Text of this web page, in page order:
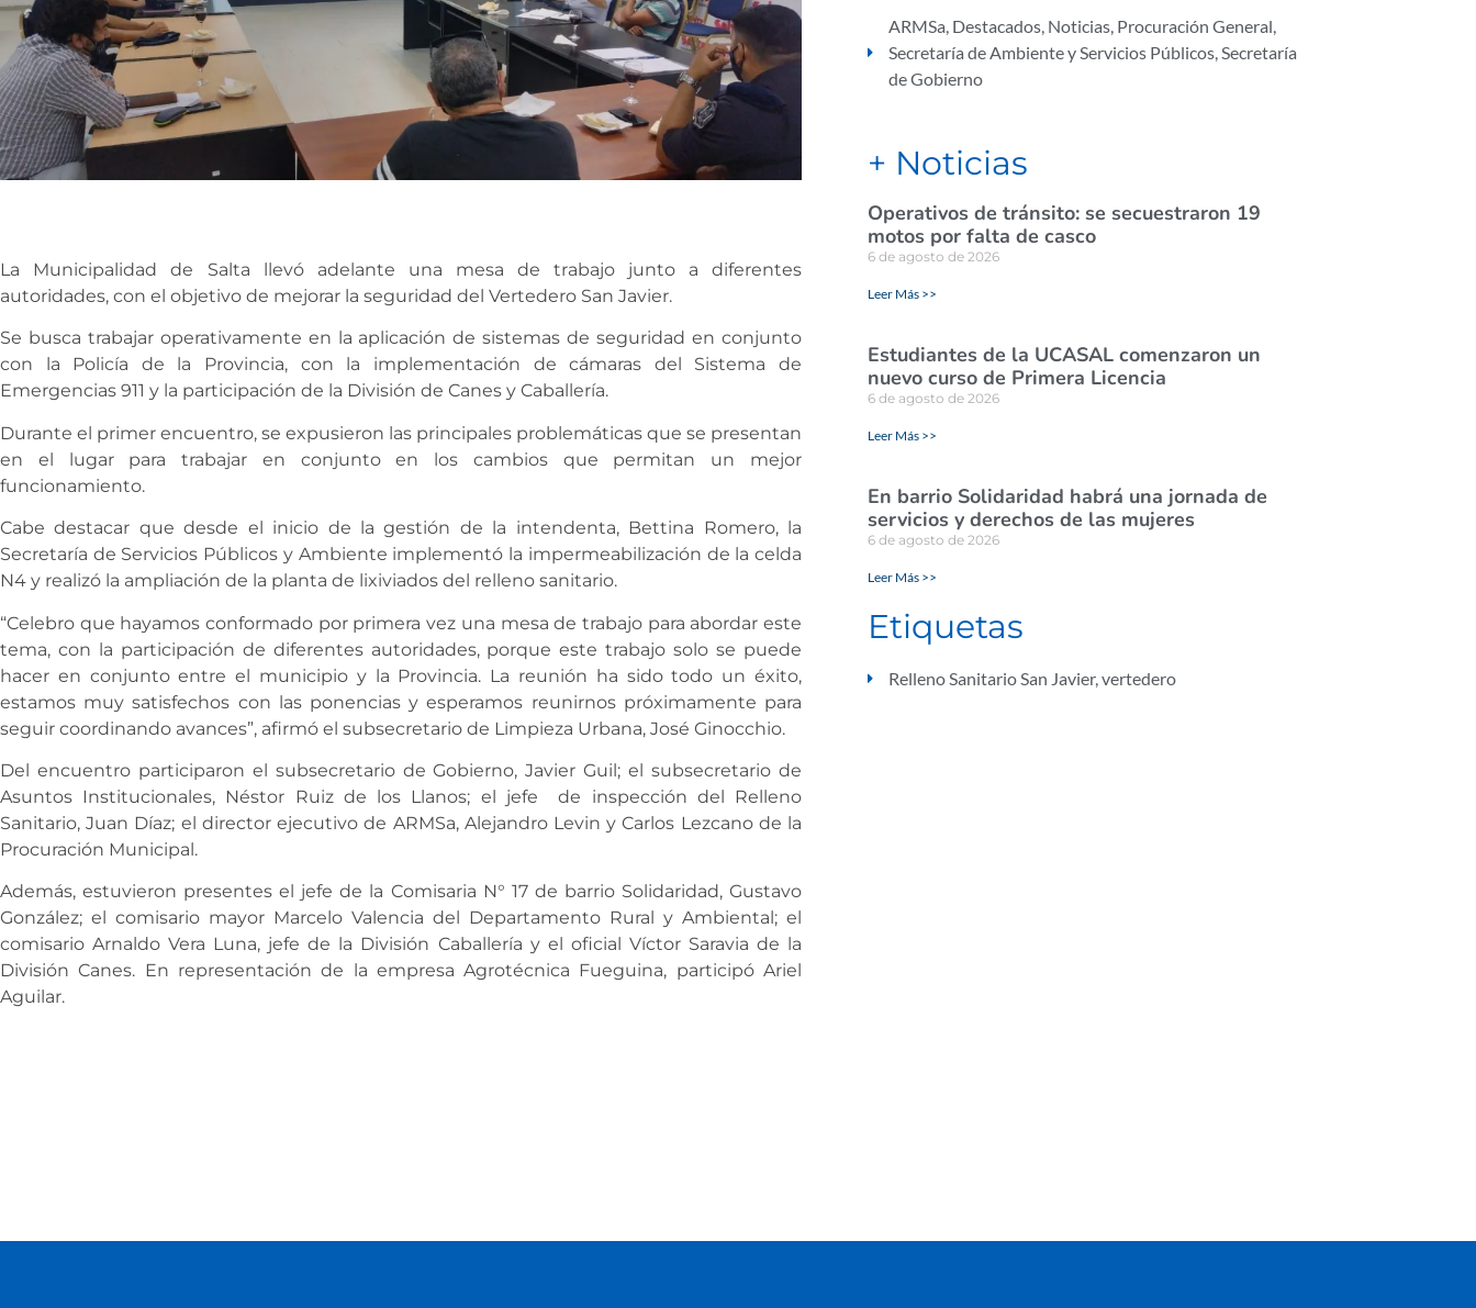
La Municipalidad de Salta llevó adelante una mesa de trabajo junto a diferentes
autoridades, con el objetivo de mejorar la seguridad del Vertedero San Javier.
Se busca trabajar operativamente en la aplicación de sistemas de seguridad en conjunto
con la Policía de la Provincia, con la implementación de cámaras del Sistema de
Emergencias 911 y la participación de la División de Canes y Caballería.
Durante el primer encuentro, se expusieron las principales problemáticas que se presentan
en el lugar para trabajar en conjunto en los cambios que permitan un mejor
funcionamiento.
Cabe destacar que desde el inicio de la gestión de la intendenta, Bettina Romero, la
Secretaría de Servicios Públicos y Ambiente implementó la impermeabilización de la celda
N4 y realizó la ampliación de la planta de lixiviados del relleno sanitario.
“Celebro que hayamos conformado por primera vez una mesa de trabajo para abordar este
tema, con la participación de diferentes autoridades, porque este trabajo solo se puede
hacer en conjunto entre el municipio y la Provincia. La reunión ha sido todo un éxito,
estamos muy satisfechos con las ponencias y esperamos reunirnos próximamente para
seguir coordinando avances”, afirmó el subsecretario de Limpieza Urbana, José Ginocchio.
Del encuentro participaron el subsecretario de Gobierno, Javier Guil; el subsecretario de
Asuntos Institucionales, Néstor Ruiz de los Llanos; el jefe de inspección del Relleno
Sanitario, Juan Díaz; el director ejecutivo de ARMSa, Alejandro Levin y Carlos Lezcano de la
Procuración Municipal.
Además, estuvieron presentes el jefe de la Comisaria N° 17 de barrio Solidaridad, Gustavo
González; el comisario mayor Marcelo Valencia del Departamento Rural y Ambiental; el
comisario Arnaldo Vera Luna, jefe de la División Caballería y el oficial Víctor Saravia de la
División Canes. En representación de la empresa Agrotécnica Fueguina, participó Ariel
Aguilar.
ARMSa, Destacados, Noticias, Procuración General,
Secretaría de Ambiente y Servicios Públicos,Secretaría
de Gobierno
+ Noticias
Operativos de tránsito: se secuestraron 19
motos por falta de casco
6 de agosto de 2026
Leer Más >>
Estudiantes de la UCASAL comenzaron un
nuevo curso de Primera Licencia
6 de agosto de 2026
Leer Más >>
En barrio Solidaridad habrá una jornada de
servicios y derechos de las mujeres
6 de agosto de 2026
Leer Más >>
Etiquetas
Relleno Sanitario San Javier,vertedero